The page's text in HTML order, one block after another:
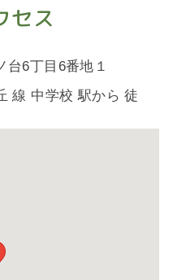
セス
台6丁目6番地１
線 中学校 駅から 徒